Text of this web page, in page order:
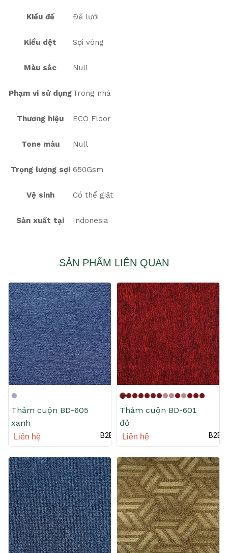
Kiểu đế Đế lưới
Kiểu dệt Sợi vòng
Màu sắc Null
Phạm vi sử dụngTrong nhà
Thương hiệu ECO Floor
Tone màu Null
Trọng lượng sợi 650Gsm
Vệ sinh Có thể giặt
Sản xuất tại Indonesia
SẢN PHẨM LIÊN QUAN
Thảm cuộn BD-605
xanh
Liên hệ B2B
Thảm cuộn BD-601
đỏ
Liên hệ B2B